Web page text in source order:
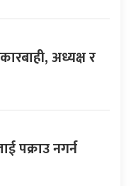
अध्यक्ष र
पक्राउ नगर्न